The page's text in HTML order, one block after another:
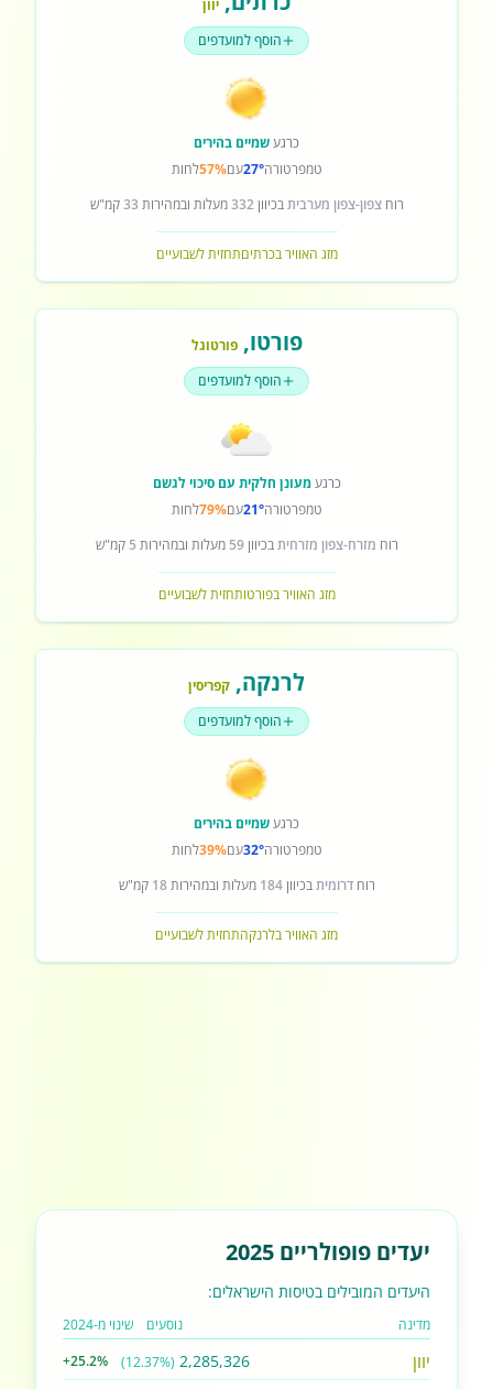
יוון
הוסף למועדפים
כרגעשמיים בהירים
טמפרטורה27°עם57%לחות
רוחצפון-צפון מערביתבכיוון332מעלות ובמהירות 33קמ"ש
מזג האוויר בכרתיםתחזית לשבועיים
פורטו,פורטוגל
הוסף למועדפים
כרגעמעונן חלקית עם סיכוי לגשם
טמפרטורה21°עם79%לחות
רוח מזרח-צפון מזרחיתבכיוון59 מעלות ובמהירות 5 קמ"ש
מזג האוויר בפורטותחזית לשבועיים
לרנקה, קפריסין
הוסף למועדפים
כרגעשמיים בהירים
טמפרטורה32°עם39%לחות
רוחדרומיתבכיוון184 מעלות ובמהירות18 קמ"ש
מזג האוויר בלרנקהתחזית לשבועיים
יעדים פופולריים 2025
היעדים המובילים בטיסות הישראלים:
מדינה נוסעים שינוי מ-2024
יוון 2,285,326
(12.37%)
+25.2%